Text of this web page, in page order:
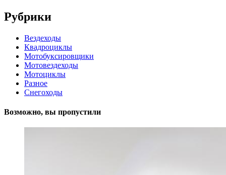
Рубрики
Вездеходы
Квадроциклы
Мотобуксировщики
Мотовездеходы
Мотоциклы
Разное
Снегоходы
Возможно, вы пропустили